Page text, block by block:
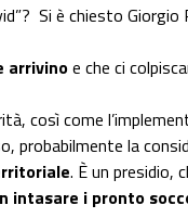
Si è chiesto Giorgio
arrivinoe che ci
così come
probabilmente la
. È un presidio,
intasare i pronto